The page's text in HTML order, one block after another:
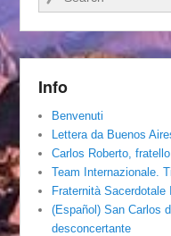
Info
Benvenuti
Lettera da Buenos
Carlos Roberto,
Team Internazionale.
Fraternità Sacerdotale
(Español) San Carlos
desconcertante